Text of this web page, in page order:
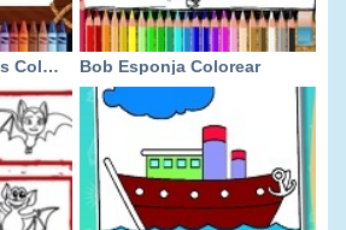
Halloween Costumes Coloring Bob Esponja Colorear